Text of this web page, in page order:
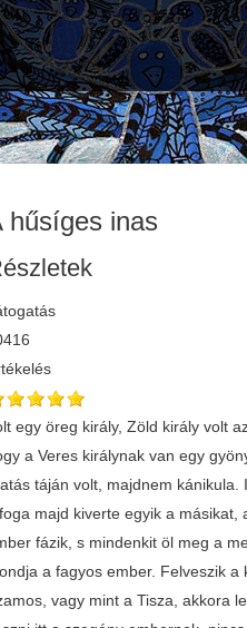
hűsíges inas
a hintóba, egy inast vett maga mellé, és útnak indultak. Az idő ippen aratás táján volt, majdnem kánikula. Irtóztató nagy meleg volt. Ahogy haladnak az úton, látnak egy embert, hét bunda volt rajta, mégis a foga majd kiverte egyik a másikat, annyira fázott. Azt mondja a királyúrfi: - Ilyent nem láttam soha íletemben. Ez nagy csuda. Ez az ember fázik, s mindenkit öl meg a meleg. - Ha nem látott, felséges királyúrfi, vigyen magával, me még valahol hasznomat veheti! - azt mondja a fagyos ember. Felveszik a kocsira, s mennek. Ahogy mennek, mendegélnek, elírnek egy nagy folyóvízhez, olyan mint a Szamos, vagy mint a Tisza, akkora lehetett, de gyönyörű szép tiszta víz. Egy ember ott a víz partján búsul, szomorog, hogy el kell veszni itt a szegény embernek, nincs hunnét igyon egy csepp vizet. Azt mondja a királyúrfi: - Tán megbolondultál? Hát elíg az egísz világnak, amennyi foly azon a folyón. Hát igyál, amennyi jól esik! Lehasal az ember a folyóra, hát uram istenem, mire a szemünket elpillantottuk, egy árva csepp víz se volt a folyóban. A halak csak ott vertík magokat a kövekhez. Csak kövek maradtak a patak fenekin, az összes vizet mind kiitta. - Na, még ilyen embert nem láttam - azt mondja a királyúrfi. - Bezon, ha nem látott, felséges királyúrfi, vigyen magával, mert majd nekem is hasznomat veszi! Mennek tovább, mendegélnek. Ott áll egy ember az úton, az útszílen. - Hogy nincs hova fussak, hogy nincs hova menjek! Itt görcsösödik össze a lábam, hogy nincs mit kergessek. Mire ezt kimondja, a bokorbúl kiugrik egy kis nyúl. Utána iramodik, egy perc alatt elfogja a nyulat. - Még ilyent se láttam - azt mondja a királyúrfi. Mennek tovább, viszik azt is magokkal. Ahogy haladnak az országúton, ott látnak még egy embert, céloz a puskájával. Az ember tiszta vak. Még a szeminek a helye se látszott. Nem adott neki az Isten szemet; mégis célzott. Azt mondja a királyúrfi: - Mit csinálsz, te szegény ember? - A hetvenedik ország széliben látok egy szúnyogot, ippeg azt célozom. Mégpedig - azt mondja - a t . . . it akarom lelűnni. Azt mondja a jó futó: - Nem baj, me meglátom, hazudik-e vagy nem. Azt mondja a királyúrfi: - Na, süsd el a fegyvert, lűdd meg, me a jó futó elhozza. Még malomkövet akaszt a jó futó a lábára, nehogy igen gyorsan menjen. Mire eltakarodott a fegyverfüst, a jó futó ember már ott is volt a szúnyoggal. Mutatta, ippen a t . . . e volt lelűve: Azt mondja a királyúrfi: - Még ilyet se láttam világéletemben. - Bezon, ha nem látott, vigyen magával, mert még nekem is hasznomat veszi! Felvette a királyúrfi, s azt is vitte magával. Elírkeznek